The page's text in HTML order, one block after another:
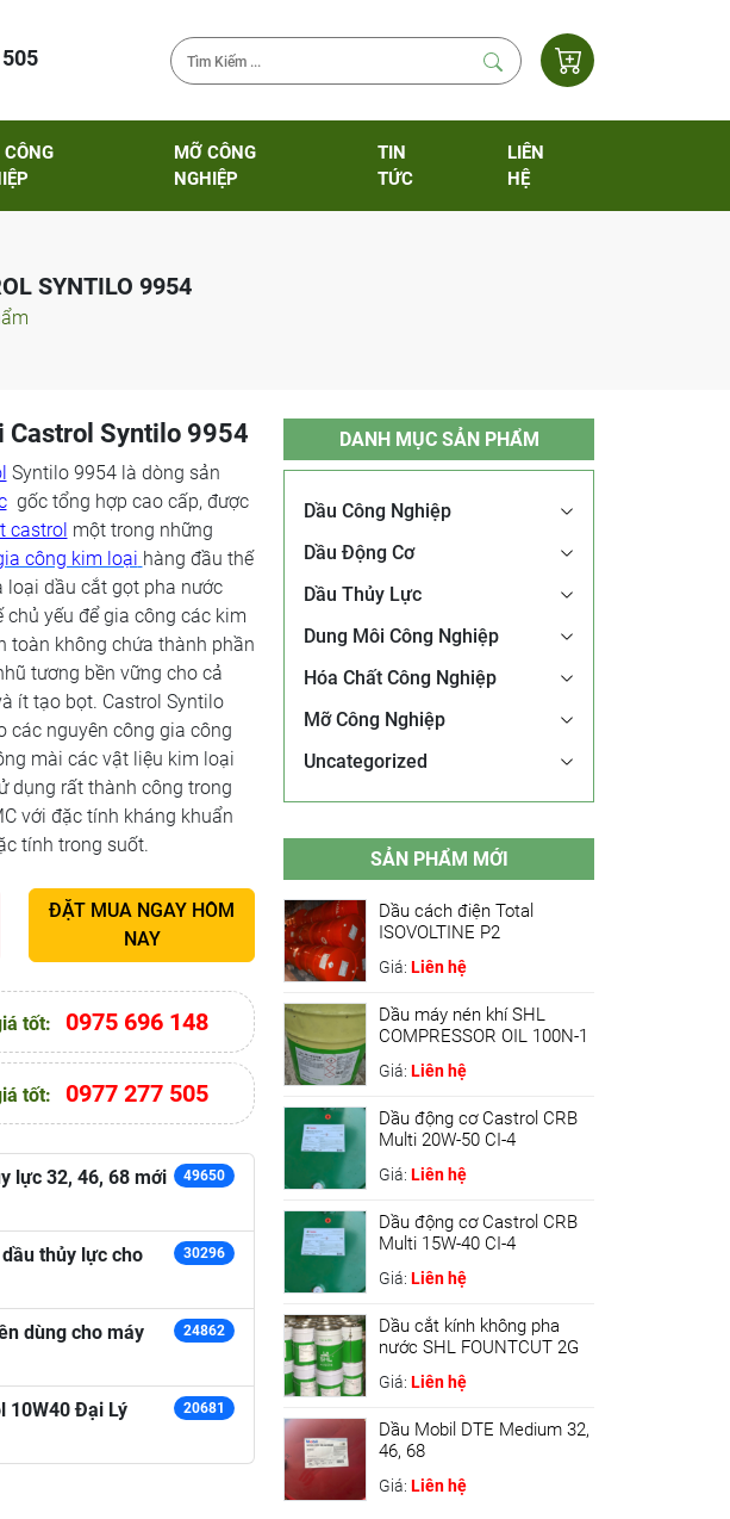
CÔNG
MỠ CÔNG
NGHIỆP
TIN
TỨC
LIÊN
HỆ
SYNTILO 9954
Castrol Syntilo 9954
Syntilo 9954 là dòng sản
gốc tổng hợp cao cấp, được
castrol một trong những
công kim loại hàng đầu thế
loại dầu cắt gọt pha nước
yếu để gia công các kim
toàn không chứa thành phần
tương bền vững cho cả
ít tạo bọt. Castrol Syntilo
các nguyên công gia công
mài các vật liệu kim loại
dụng rất thành công trong
với đặc tính kháng khuẩn
tính trong suốt.
ĐẶT MUA NGAY HÔM
NAY
tốt: 0975 696 148
tốt: 0977 277 505
lực 32, 46, 68 mới
49650
thủy lực cho
30296
dùng cho máy
24862
10W40 Đại Lý
20681
DANH MỤC SẢN PHẨM
Dầu Công Nghiệp
Dầu Động Cơ
Dầu Thủy Lực
Dung Môi Công Nghiệp
Hóa Chất Công Nghiệp
Mỡ Công Nghiệp
Uncategorized
SẢN PHẨM MỚI
Dầu cách điện Total
ISOVOLTINE P2
Giá: Liên hệ
Dầu máy nén khí SHL
COMPRESSOR OIL 100N-1
Giá: Liên hệ
Dầu động cơ Castrol CRB
Multi 20W-50 CI-4
Giá: Liên hệ
Dầu động cơ Castrol CRB
Multi 15W-40 CI-4
Giá: Liên hệ
Dầu cắt kính không pha
nước SHL FOUNTCUT 2G
Giá: Liên hệ
Dầu Mobil DTE Medium 32,
46, 68
Giá: Liên hệ